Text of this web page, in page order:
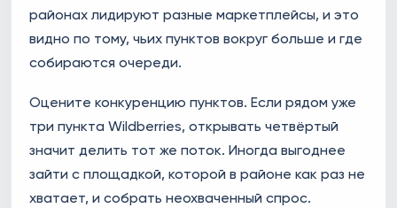
районах лидируют разные маркетплейсы, и это
видно по тому, чьих пунктов вокруг больше и где
собираются очереди.
Оцените конкуренцию пунктов. Если рядом уже
три пункта Wildberries, открывать четвёртый
значит делить тот же поток. Иногда выгоднее
зайти с площадкой, которой в районе как раз не
хватает, и собрать неохваченный спрос.